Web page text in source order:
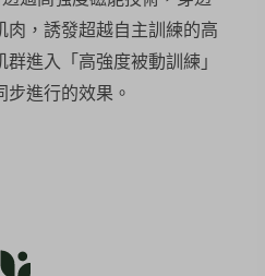
肉，誘發超越自主訓練的高
進入「高強度被動訓練」
進行的效果。